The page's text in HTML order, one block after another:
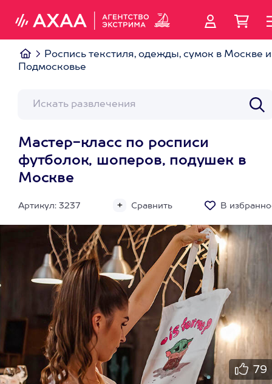
Роспись текстиля, одежды, сумок в Москве и
Подмосковье
Мастер-класс по росписи
футболок, шоперов, подушек в
Москве
Артикул: 3237 Сравнить В
79